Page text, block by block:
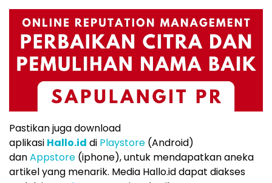
Pastikan juga download
aplikasi Hallo.id di Playstore (Android)
danAppstore (iphone), untuk mendapatkan aneka
artikel yang menarik. Media Hallo.id dapat diakses